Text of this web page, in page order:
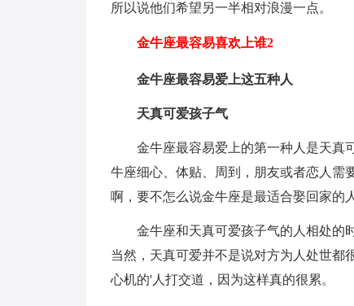
所以说他们希望另一半相对浪漫一点。
金牛座最容易喜欢上谁2
金牛座最容易爱上这五种人
天真可爱孩子气
金牛座最容易爱上的第一种人是天真
牛座细心、体贴、周到，朋友或者恋人需
啊，要不怎么说金牛座是最适合娶回家的
金牛座和天真可爱孩子气的人相处的
当然，天真可爱并不是说对方为人处世都
心机的'人打交道，因为这样真的很累。